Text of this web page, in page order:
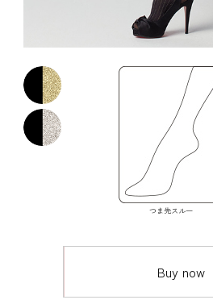
つま先スルー
Buy now